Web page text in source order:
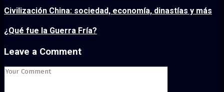
Civilización China: sociedad, economía, dinastías y más
¿Qué fue la Guerra Fría?
Leave a Comment